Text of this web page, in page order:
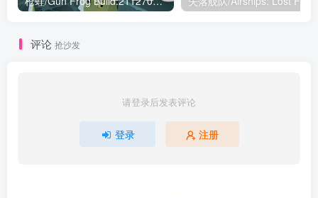
评论 抢沙发
请登录后发表评论
登录 注册